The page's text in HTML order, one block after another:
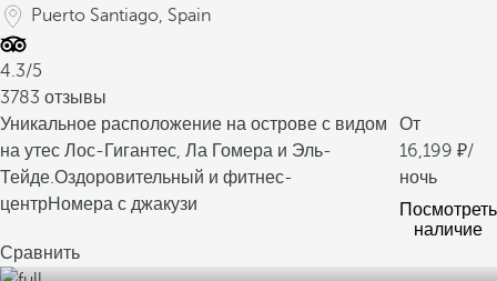
Puerto Santiago, Spain
4.3/5
3783 отзывы
Уникальное расположение на острове с видом
на утес Лос-Гигантес, Ла Гомера и Эль-
Тейде.Оздоровительный и фитнес-
центрНомера с джакузи
От
16,199
/
ночь
Посмотреть
наличие
Сравнить